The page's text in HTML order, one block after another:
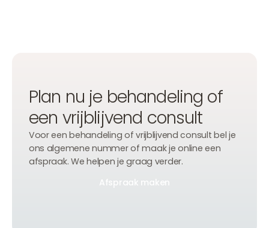
Plan nu je behandeling of
een vrijblijvend consult
Voor een behandeling of vrijblijvend consult bel je
ons algemene nummer of maak je online een
afspraak. We helpen je graag verder.
Afspraak maken